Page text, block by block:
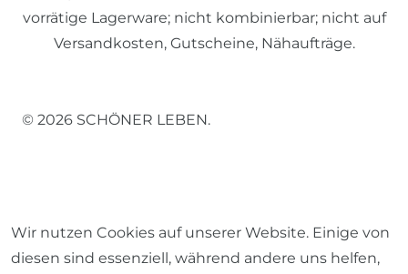
vorrätige Lagerware; nicht kombinierbar; nicht auf
Versandkosten, Gutscheine, Nähaufträge.
© 2026 SCHÖNER LEBEN.
AGB
Wir nutzen Cookies auf unserer Website. Einige von
diesen sind essenziell, während andere uns helfen,